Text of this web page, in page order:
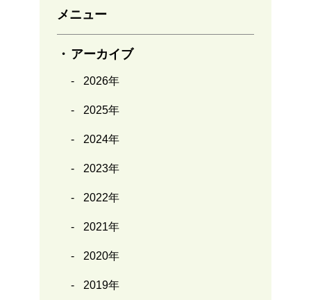
メニュー
アーカイブ
2026年
2025年
2024年
2023年
2022年
2021年
2020年
2019年